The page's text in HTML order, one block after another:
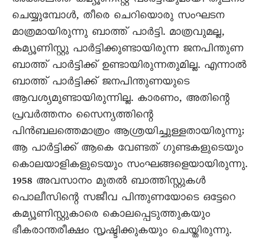
ചെയ്യുമ്പോൾ, തീരെ ചെറിയൊരു സംഘടന
മാത്രമായിരുന്നു ബാത്ത് പാർട്ടി. മാത്രവുമല്ല,
കമ്യൂണിസ്റ്റു പാർട്ടിക്കുണ്ടായിരുന്ന ജനപിന്തുണ
ബാത്ത് പാർട്ടിക്ക് ഉണ്ടായിരുന്നതുമില്ല. എന്നാൽ
ബാത്ത് പാർട്ടിക്ക് ജനപിന്തുണയുടെ
ആവശ്യമുണ്ടായിരുന്നില്ല. കാരണം, അതിന്റെ
പ്രവർത്തനം സെെന്യത്തിന്റെ
പിൻബലത്തെമാത്രം ആശ്രയിച്ചുള്ളതായിരുന്നു;
ആ പാർട്ടിക്ക് ആകെ വേണ്ടത് ഗുണ്ടകളുടെയും
കൊലയാളികളുടെയും സംഘങ്ങളെയായിരുന്നു.
1958 അവസാനം മുതൽ ബാത്തിസ്റ്റുകൾ
പൊലീസിന്റെ സജീവ പിന്തുണയോടെ ഒട്ടേറെ
കമ്യൂണിസ്റ്റുകാരെ കൊലപ്പെടുത്തുകയും
ഭീകരാന്തരീക്ഷം സൃഷ്ടിക്കുകയും ചെയ്തിരുന്നു.